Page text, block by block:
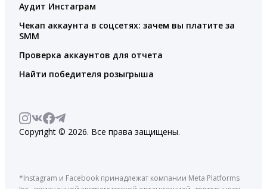
Аудит Инстаграм
Чекап аккаунта в соцсетях: зачем вы платите за
SMM
Проверка аккаунтов для отчета
Найти победителя розыгрыша
Copyright © 2026. Все права защищены.
*Instagram и Facebook принадлежат компании Meta Platforms